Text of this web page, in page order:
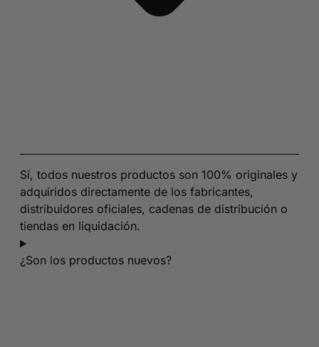
Sí, todos nuestros productos son 100% originales y
adquiridos directamente de los fabricantes,
distribuidores oficiales, cadenas de distribución o
tiendas en liquidación.
¿Son los productos nuevos?